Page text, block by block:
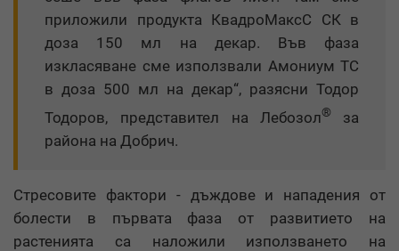
приложили продукта КвадроМаксС СК в
доза 150 мл на декар. Във фаза
изкласяване сме използвали Амониум ТС
в доза 500 мл на декар“, разясни Тодор
Тодоров, представител на Лебозол® за
района на Добрич.
Стресовите фактори - дъждове и нападения от
болести в първата фаза от развитието на
растенията са наложили използването на